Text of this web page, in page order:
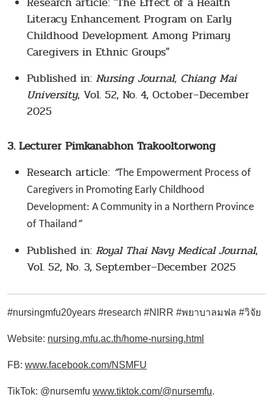
Literacy Enhancement Program on Early
Childhood Development Among Primary
Caregivers in Ethnic Groups"
Published in: Nursing Journal, Chiang Mai
University, Vol. 52, No. 4, October–December
2025
3. Lecturer Pimkanabhon Trakooltorwong
Research article: “The Empowerment Process of
Caregivers in Promoting Early Childhood
Development: A Community in a Northern Province
of Thailand ”
Published in: Royal Thai Navy Medical Journal,
Vol. 52, No. 3, September–December 2025
#nursingmfu20years #research #NIRR #พยาบาลมฟล #วิจัย
Website: nursing.mfu.ac.th/home-nursing.html
FB: www.facebook.com/NSMFU
TikTok: @nursemfu www.tiktok.com/@nursemfu.